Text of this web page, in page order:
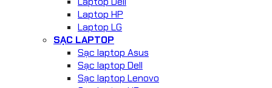
Laptop HP
Laptop LG
SẠC LAPTOP
Sạc laptop Asus
Sạc laptop Dell
Sạc laptop Lenovo